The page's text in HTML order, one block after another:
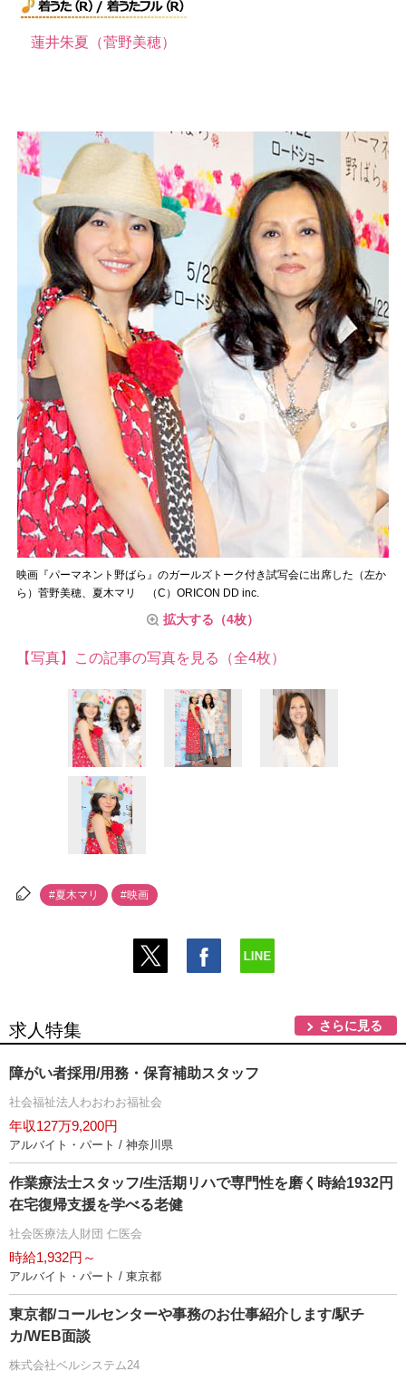
蓮井朱夏（菅野美穂）
映画『パーマネント野ばら』のガールズトーク付き試写会に出席した（左か
ら）菅野美穂、夏木マリ （C）ORICON DD inc.
拡大する（4枚）
【写真】この記事の写真を見る（全4枚）
#夏木マリ #映画
求人特集 さらに見る
障がい者採用/用務・保育補助スタッフ
社会福祉法人わおわお福祉会
年収127万9,200円
アルバイト・パート / 神奈川県
作業療法士スタッフ/生活期リハで専門性を磨く時給1932円
在宅復帰支援を学べる老健
社会医療法人財団 仁医会
時給1,932円～
アルバイト・パート / 東京都
東京都/コールセンターや事務のお仕事紹介します/駅チ
カ/WEB面談
株式会社ベルシステム24